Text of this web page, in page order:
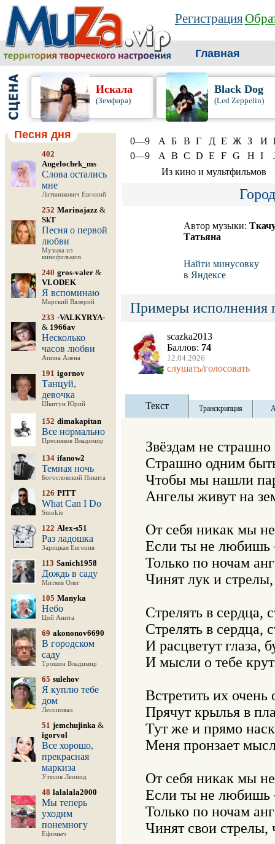
Регистрация
Главная
Искала
(Земфира)
Black Dog
(Led Zeppelin)
Песня дня
402
Angelochek_ms
Слова остались
мне
Литвинкович Евгений
252 Marinajazz &
SkT
Песня о первой
любви
Музыка из
кинофильмов
240 gros-valer &
VLODEK
Я вспоминаю
Марский Валерий
233 -VALKYRYA-
& 1966av
Несколько
часов любви
Апина Алена
191 igornov
Танцуй,
девочка
Шкитун Юрий
152 dimakapitan
Все нормально
Пресняков Владимир
134 ifanow2
Темная ночь
Богословский Никита
126 PITT
What Can I Do
Smokie
122 Alex-s51
Раз ладошка
Зарицкая Евгения
113 Sanich1958
Дождь в саду
Митяев Олег
105 Manyka
Небо
Цой Анита
69 akononov6690
В городском
саду
Трошин Владимир
65 sulehov
Я куплю тебе
дом
Лесоповал
51 jemchujinka &
igorvol
Все хорошо,
прекрасная
маркиза
Утесов Леонид
48 lalalala2000
Мы теперь
уходим
понемногу
Ефимыч
0—9 А Б В Г Д Е Ж З И
0—9
A B C D E F G H I
Из кино и мультфильмов
Автор музыки:
Татьяна
Найти минусовку
в Яндексе
Примеры исполнения
scazka2013
Баллов: 74
12.04.2026
слушать/голосовать
Текст Транскрипция
Звёздам не страшно
Страшно одним
Чтобы мы нашли
Ангелы живут на
От себя никак мы
Если ты не любишь
Только по ночам
Чинят лук и
Стрелять в сердца,
Стрелять в сердца,
И расцветут глаза,
И мысли о тебе
Встретить их очень
Прячут крылья в
Тут же и прямо
Меня пронзает
От себя никак мы
Если ты не любишь
Только по ночам
Чинят свои